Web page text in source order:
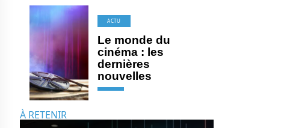
ACTU
Le monde du
cinéma : les
dernières
nouvelles
À RETENIR